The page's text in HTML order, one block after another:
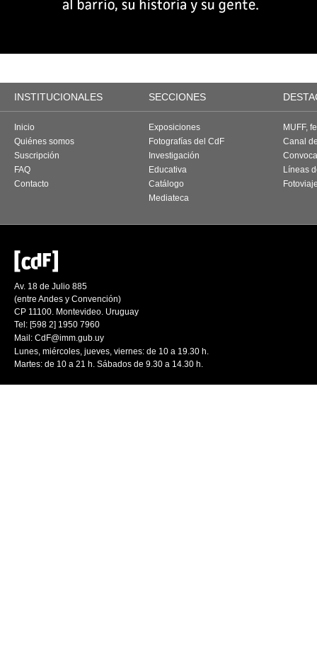
INSTITUCIONALES SECCIONES
Inicio
Quiénes somos
Suscripción
FAQ
Contacto
Exposiciones
Fotografías del CdF
Investigación
Educativa
Catálogo
Mediateca
MUFF,
Canal
Líneas
Av. 18 de Julio 885
(entre Andes y Convención)
CP 11100. Montevideo. Uruguay
Tel: [598 2] 1950 7960
Mail: CdF@imm.gub.uy
Lunes, miércoles, jueves, viernes: de 10 a 19.30 h.
Martes: de 10 a 21 h. Sábados de 9.30 a 14.30 h.